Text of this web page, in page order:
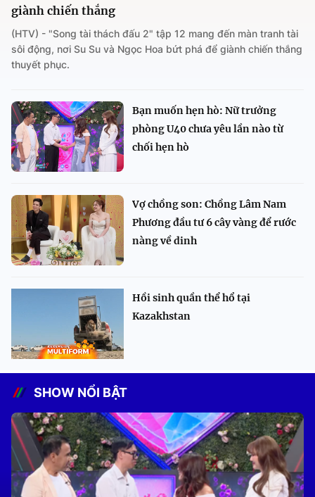
giành chiến thắng
(HTV) - "Song tài thách đấu 2" tập 12 mang đến màn tranh tài
sôi động, nơi Su Su và Ngọc Hoa bứt phá để giành chiến thắng
thuyết phục.
Bạn muốn hẹn hò: Nữ trưởng
phòng U40 chưa yêu lần nào từ
chối hẹn hò
Vợ chồng son: Chồng Lâm Nam
Phương đầu tư 6 cây vàng để rước
nàng về dinh
Hồi sinh quần thể hổ tại
Kazakhstan
SHOW NỔI BẬT